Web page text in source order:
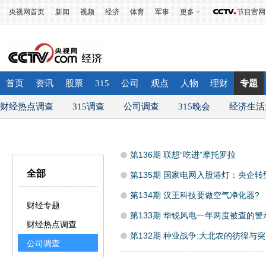
央视网首页 新闻 视频 经济 体育 军事 更多 节目官网
首页 资讯 股票 315 公司 观点 人物 理财 专题
财经热点调查 315调查 公司调查 315晚会 经济生
全部
财经专题
财经热点调查
公司调查
第136期 联想“吃进”摩托罗拉
第135期 国家电网入股港灯：央企转
第134期 汉王科技要做空气净化器?
第133期 华锐风电一年两度被查的警
第132期 种业战争:大北农的彷徨与